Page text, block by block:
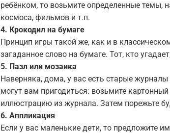
ребёнком, то возьмите определенные темы,
космоса, фильмов и т.п.
4. Крокодил на бумаге
Принцип игры такой же, как и в
загаданное слово на бумаге. Тот, кто
5. Пазл или мозаика
Наверняка, дома, у вас есть старые
могут вам пригодиться: возьмите
иллюстрацию из журнала. Затем порежьте
6. Аппликация
Если у вас маленькие дети, то предложите